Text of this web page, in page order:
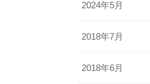
2024年5月
2018年7月
2018年6月